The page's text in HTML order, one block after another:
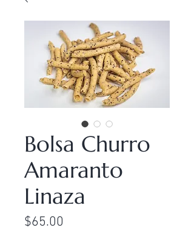
Bolsa Churro
Amaranto
Linaza
$65.00